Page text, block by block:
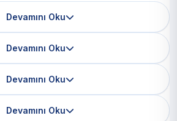
Devamını Oku
Devamını Oku
Devamını Oku
Devamını Oku